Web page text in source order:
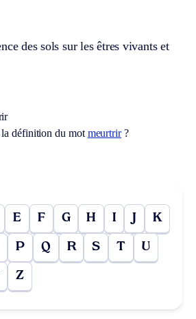
des sols sur les êtres vivants et
la définition du mot meurtrir?
E F G H I J K
P Q R S T U
Z